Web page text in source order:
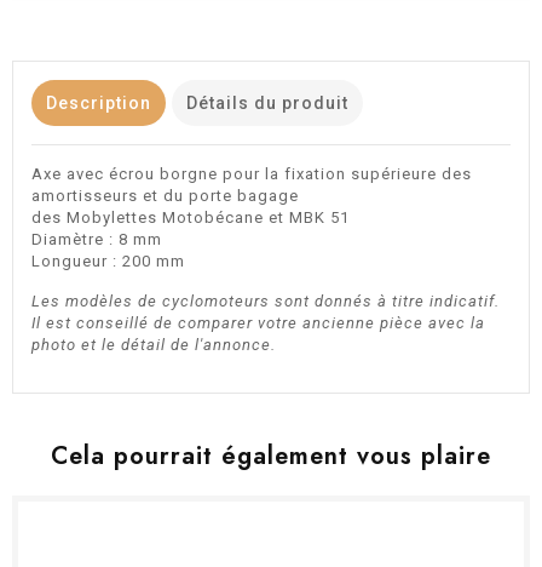
Description Détails du produit
Axe avec écrou borgne pour la fixation supérieure des
amortisseurs et du porte bagage
des Mobylettes Motobécane et MBK 51
Diamètre : 8 mm
Longueur : 200 mm
Les modèles de cyclomoteurs sont donnés à titre indicatif.
Il est conseillé de comparer votre ancienne pièce avec la
photo et le détail de l'annonce.
Cela pourrait également vous plaire